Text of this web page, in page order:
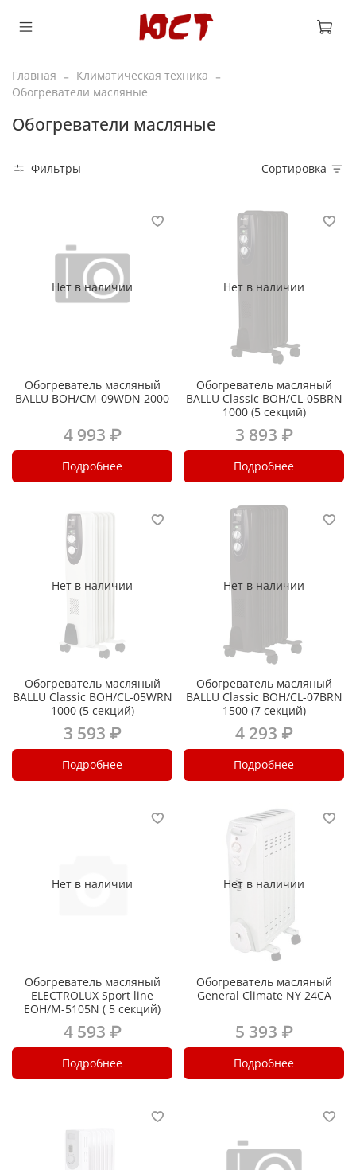
Главная
Климатическая техника
Обогреватели масляные
Обогреватели масляные
Фильтры Сортировка
Нет в наличии
Обогреватель масляный
BALLU BOH/CM-09WDN 2000
4 993 ₽
Подробнее
Нет в наличии
Обогреватель масляный
BALLU Classic BOH/CL-05BRN
1000 (5 секций)
3 893 ₽
Подробнее
Нет в наличии
Обогреватель масляный
BALLU Classic BOH/CL-05WRN
1000 (5 секций)
3 593 ₽
Подробнее
Нет в наличии
Обогреватель масляный
BALLU Classic BOH/CL-07BRN
1500 (7 секций)
4 293 ₽
Подробнее
Нет в наличии
Обогреватель масляный
ELECTROLUX Sport line
EOH/M-5105N ( 5 секций)
4 593 ₽
Подробнее
Нет в наличии
Обогреватель масляный
General Climate NY 24CA
5 393 ₽
Подробнее